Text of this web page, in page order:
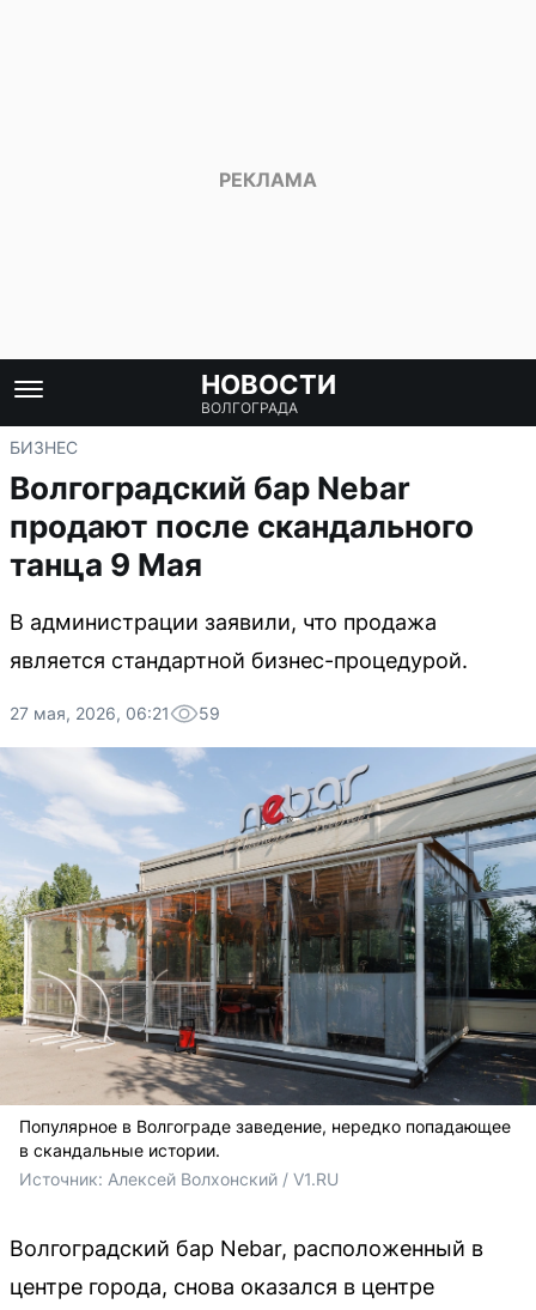
НОВОСТИ
ВОЛГОГРАДА
БИЗНЕС
Волгоградский бар Nebar
продают после скандального
танца 9 Мая
В администрации заявили, что продажа
является стандартной бизнес-процедурой.
27 мая, 2026, 06:21 59
Популярное в Волгограде заведение, нередко попадающее
в скандальные истории.
Источник: Алексей Волхонский / V1.RU
Волгоградский бар Nebar, расположенный в
центре города, снова оказался в центре